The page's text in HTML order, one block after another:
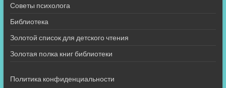
Советы психолога
Библиотека
Золотой список для детского чтения
Золотая полка книг библиотеки
Политика конфиденциальности